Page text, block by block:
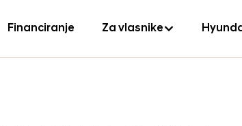
Financiranje Za vlasnike